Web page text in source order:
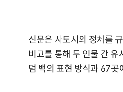
신문은 사토시의 정체를
비교를 통해 두 인물 간 유
덤 백의 표현 방식과 67곳